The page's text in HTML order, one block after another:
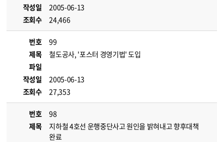
작성일
2005-06-13
조회수
24,466
번호
99
제목
철도공사, '포스터 경영기법' 도입
파일
작성일
2005-06-13
조회수
27,353
번호
98
제목
지하철 4호선 운행중단사고 원인을 밝혀내고 향후대책
완료